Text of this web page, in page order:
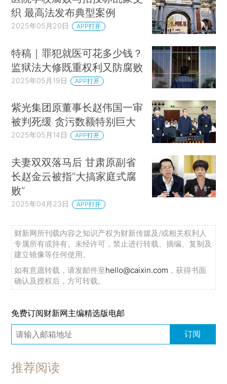
织 最高法发布典型案例
2025年05月20日 APP打开
特稿｜罪犯就医可花多少钱？
监狱法大修既重权利又防腐败
2025年05月19日 APP打开
紫光集团原董事长赵伟国一审
被判死缓 贪污数额特别巨大
2025年05月14日 APP打开
夫妻双双落马后 甘肃原副省
长赵金云被指“大搞家庭式腐
败”
2025年04月23日 APP打开
财新网所刊载内容之知识产权为财新传媒及/或相关权利人
专属所有或持有。未经许可，禁止进行转载、摘编、复制及
建立镜像等任何使用。
如有意愿转载，请发邮件至hello@caixin.com ，获得书面
确认及授权后，方可转载。
免费订阅财新网主编精选版电邮
订阅
推荐阅读